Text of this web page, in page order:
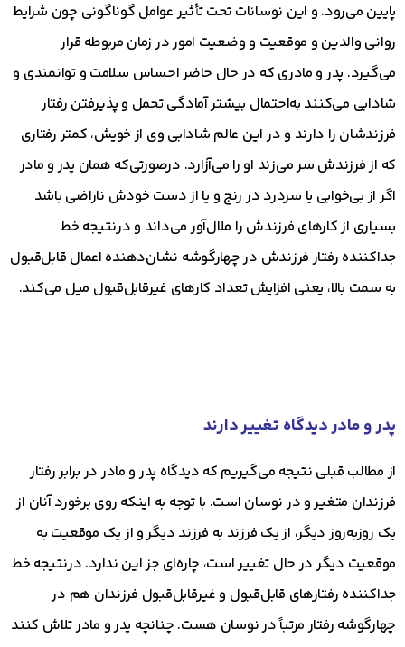
پایین می‌رود. و این نوسانات تحت تأثیر عوامل گوناگونی چون شرایط
روانی والدین و موقعیت و وضعیت امور در زمان مربوطه قرار
می‌گیرد. پدر و مادری که در حال حاضر احساس سلامت و توانمندی و
شادابی می‌کنند به‌احتمال بیشتر آمادگی تحمل و پذیرفتن رفتار
فرزندشان را دارند و در این عالم شادابی وی از خویش، کمتر رفتاری
که از فرزندش سر می‌زند او را می‌آزارد. درصورتی‌که همان پدر و مادر
اگر از بی‌خوابی یا سردرد در رنج و یا از دست خودش ناراضی باشد
بسیاری از کارهای فرزندش را ملال‌آور می‌داند و درنتیجه خط
جداکننده رفتار فرزندش در چهارگوشه نشان‌دهنده اعمال قابل‌قبول
به سمت بالا، یعنی افزایش تعداد کارهای غیرقابل‌قبول میل می‌کند.
پدر و مادر دیدگاه تغییر دارند
از مطالب قبلی نتیجه می‌گیریم که دیدگاه پدر و مادر در برابر رفتار
فرزندان متغیر و در نوسان است. با توجه به اینکه روی برخورد آنان از
یک روزبه‌روز دیگر، از یک فرزند به فرزند دیگر و از یک موقعیت به
موقعیت دیگر در حال تغییر است، چاره‌ای جز این ندارد. درنتیجه خط
جداکننده رفتارهای قابل‌قبول و غیرقابل‌قبول فرزندان هم در
چهارگوشه رفتار مرتباً در نوسان هست. چنانچه پدر و مادر تلاش کنند